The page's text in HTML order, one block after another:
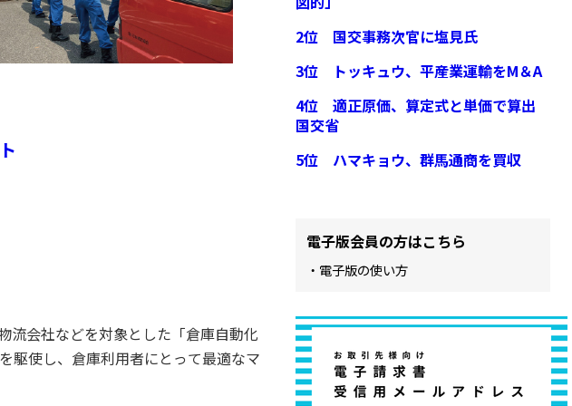
流会社などを対象とした「倉庫自動化
駆使し、倉庫利用者にとって最適なマ
2位 国交事務次官に塩見氏
3位 トッキュウ、平産業運輸をM＆A
4位 適正原価、算定式と単価で算出
国交省
5位 ハマキョウ、群馬通商を買収
電子版会員の方はこちら
・電子版の使い方